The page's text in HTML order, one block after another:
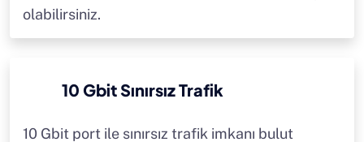
olabilirsiniz.
10 Gbit Sınırsız Trafik
10 Gbit port ile sınırsız trafik imkanı bulut